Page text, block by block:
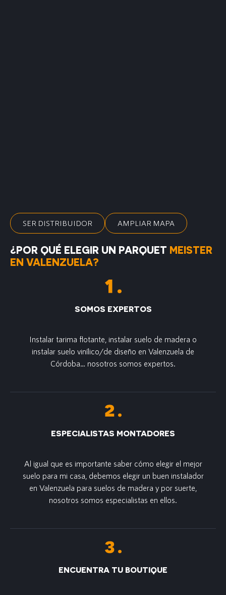
SER DISTRIBUIDOR AMPLIAR MAPA
¿POR QUÉ ELEGIR UN PARQUET MEISTER
EN VALENZUELA?
SOMOS EXPERTOS
Instalar tarima flotante, instalar suelo de madera o
instalar suelo vinílico/de diseño en Valenzuela de
Córdoba… nosotros somos expertos.
ESPECIALISTAS MONTADORES
Al igual que es importante saber cómo elegir el mejor
suelo para mi casa, debemos elegir un buen instalador
en Valenzuela para suelos de madera y por suerte,
nosotros somos especialistas en ellos.
ENCUENTRA TU BOUTIQUE